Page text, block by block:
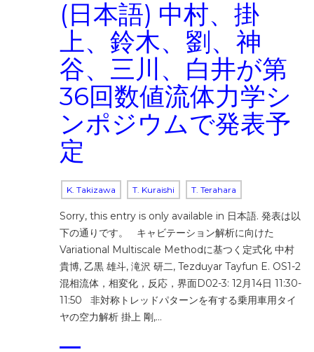
(日本語) 中村、掛
上、鈴木、劉、神
谷、三川、白井が第
36回数値流体力学シ
ンポジウムで発表予
定
K. Takizawa T. Kuraishi T. Terahara
Sorry, this entry is only available in 日本語. 発表は以
下の通りです。 キャビテーション解析に向けた
Variational Multiscale Methodに基つく定式化 中村
貴博, 乙黒 雄斗, 滝沢 研二, Tezduyar Tayfun E. OS1-2
混相流体，相変化，反応，界面D02-3: 12月14日 11:30-
11:50 非対称トレッドパターンを有する乗用車用タイ
ヤの空力解析 掛上 剛,…